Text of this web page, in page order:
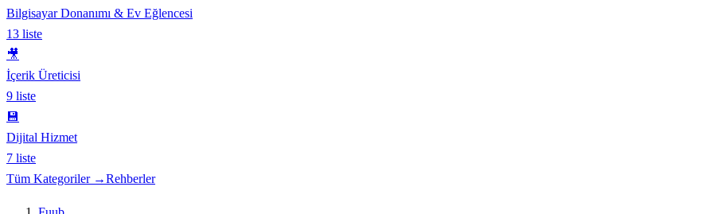
Bilgisayar Donanımı & Ev Eğlencesi
13 liste
🎥
İçerik Üreticisi
9 liste
💾
Dijital Hizmet
7 liste
Tüm Kategoriler →Rehberler